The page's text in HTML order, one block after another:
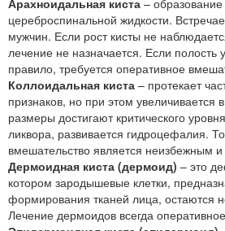
цереброспинальной жидкости.
мужчин. Если рост кисты не
лечение не назначается. Если полость
правило, требуется оперативное
Коллоидальная киста – протекает
признаков, но при этом увеличивается
размеры достигают критического
ликвора, развивается гидроцефалия.
вмешательство является неизбежным
Дермоидная киста (дермоид) – это
котором зародышевые клетки,
формирования тканей лица, остаются
Лечение дермоидов всегда